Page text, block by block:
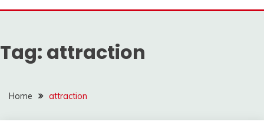
ଓଡ଼ିଶା ସାହିତ୍ୟ
Tag: attraction
Home attraction